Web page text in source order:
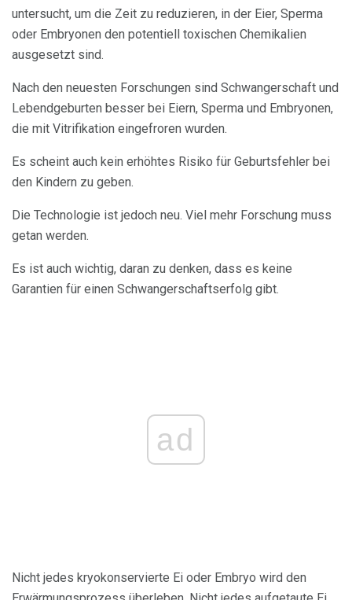
untersucht, um die Zeit zu reduzieren, in der Eier, Sperma
oder Embryonen den potentiell toxischen Chemikalien
ausgesetzt sind.
Nach den neuesten Forschungen sind Schwangerschaft und
Lebendgeburten besser bei Eiern, Sperma und Embryonen,
die mit Vitrifikation eingefroren wurden.
Es scheint auch kein erhöhtes Risiko für Geburtsfehler bei
den Kindern zu geben.
Die Technologie ist jedoch neu. Viel mehr Forschung muss
getan werden.
Es ist auch wichtig, daran zu denken, dass es keine
Garantien für einen Schwangerschaftserfolg gibt.
ad
Nicht jedes kryokonservierte Ei oder Embryo wird den